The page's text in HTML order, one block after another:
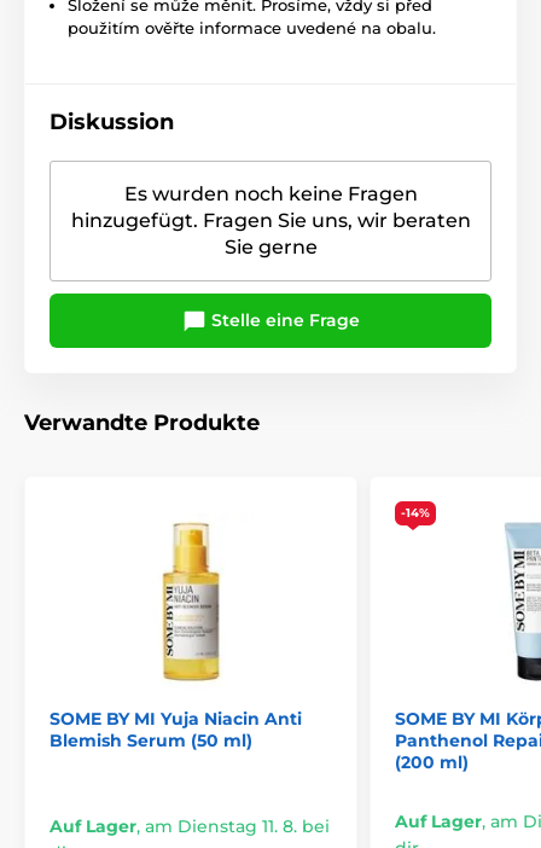
Složení se může měnit. Prosíme, vždy si před
použitím ověřte informace uvedené na obalu.
Diskussion
Es wurden noch keine Fragen
hinzugefügt. Fragen Sie uns, wir beraten
Sie gerne
Stelle eine Frage
Verwandte Produkte
SOME BY MI Yuja Niacin Anti
Blemish Serum (50 ml)
Auf Lager, am Dienstag 11. 8. bei
-14%
SOME BY MI
Panthenol
(200 ml)
Auf Lager, am